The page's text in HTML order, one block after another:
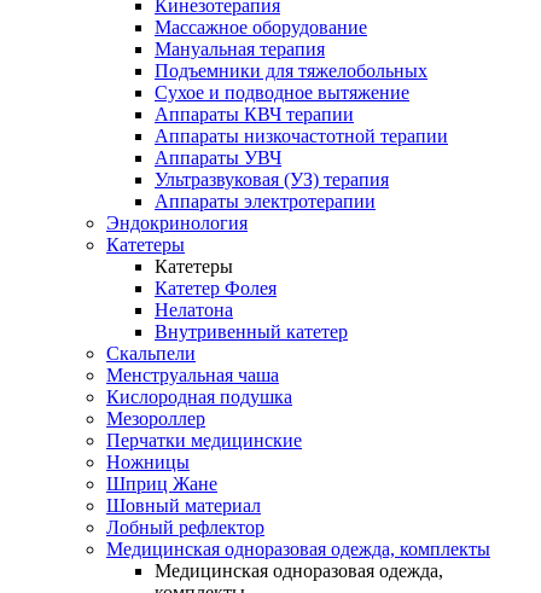
Кинезотерапия
Массажное оборудование
Мануальная терапия
Подъемники для тяжелобольных
Сухое и подводное вытяжение
Аппараты КВЧ терапии
Аппараты низкочастотной терапии
Аппараты УВЧ
Ультразвуковая (УЗ) терапия
Аппараты электротерапии
Эндокринология
Катетеры
Катетеры
Катетер Фолея
Нелатона
Внутривенный катетер
Скальпели
Менструальная чаша
Кислородная подушка
Мезороллер
Перчатки медицинские
Ножницы
Шприц Жане
Шовный материал
Лобный рефлектор
Медицинская одноразовая одежда, комплекты
Медицинская одноразовая одежда,